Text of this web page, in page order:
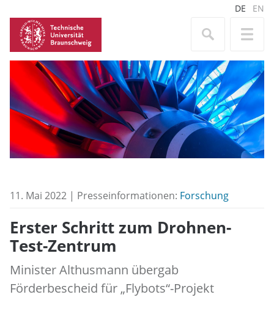
DE EN
11. Mai 2022 | Presseinformationen: Forschung
Erster Schritt zum Drohnen-
Test-Zentrum
Minister Althusmann übergab
Förderbescheid für „Flybots“-Projekt